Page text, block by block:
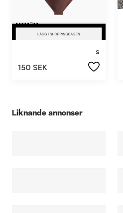
s
150 SEK
Liknande annonser